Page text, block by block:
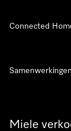
Miele
Connected
Samenwerkingen